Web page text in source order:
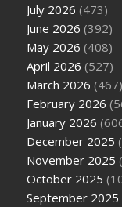
July 2026 (473)
June 2026 (392)
May 2026 (408)
April 2026 (527)
March 2026 (467)
February 2026
January 2026
December 2025
November 2025
October 2025
September 2025